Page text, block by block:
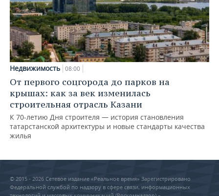
Недвижимость 08:00
От первого соцгорода до парков на
крышах: как за век изменилась
строительная отрасль Казани
К 70-летию Дня строителя — история становления
татарстанской архитектуры и новые стандарты качества
жилья
© 2015 - 2026 Сетевое издание «Реальное время» Зарегистрировано
Федеральной службой по надзору в сфере связи, информационных